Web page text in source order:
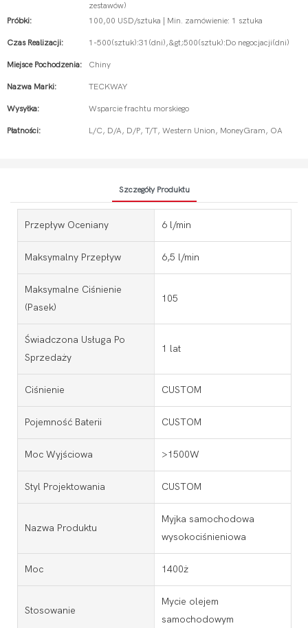
zestawów)
Próbki:
100,00 USD/sztuka | Min. zamówienie: 1 sztuka
Czas Realizacji: 1-500(sztuk):31(dni),&gt;500(sztuk):Do negocjacji(dni)
Miejsce Pochodzenia: Chiny
Nazwa Marki: TECKWAY
Wysyłka: Wsparcie frachtu morskiego
Płatności: L/C, D/A, D/P, T/T, Western Union, MoneyGram, OA
Szczegóły Produktu
Przepływ Oceniany 6 l/min
Maksymalny Przepływ 6,5 l/min
Maksymalne Ciśnienie
(pasek)
105
Świadczona Usługa Po
Sprzedaży
1 lat
Ciśnienie CUSTOM
Pojemność Baterii CUSTOM
Moc Wyjściowa >1500W
Styl Projektowania CUSTOM
Nazwa Produktu
Myjka samochodowa
wysokociśnieniowa
Moc 1400ż
Stosowanie
Mycie olejem
samochodowym